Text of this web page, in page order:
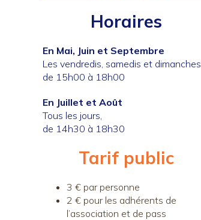
Horaires
En Mai, Juin et Septembre
Les vendredis, samedis et dimanches
de 15h00 à 18h00
En Juillet et Août
Tous les jours,
de 14h30 à 18h30
Tarif public
3 € par personne
2 € pour les adhérents de
l’association et de pass